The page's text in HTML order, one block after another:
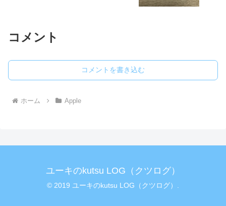
コメント
コメントを書き込む
ホーム Apple
ユーキのkutsu LOG（クツログ）
© 2019 ユーキのkutsu LOG（クツログ）.